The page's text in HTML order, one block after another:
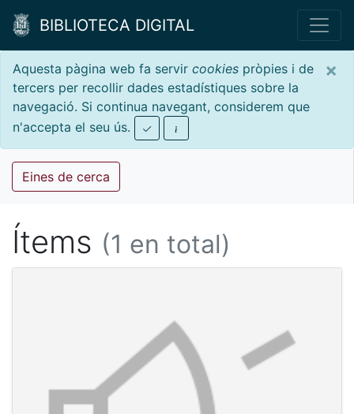
BIBLIOTECA DIGITAL
×
Aquesta pàgina web fa servir cookies pròpies i de
tercers per recollir dades estadístiques sobre la
navegació. Si continua navegant, considerem que
n'accepta el seu ús.
Eines de cerca
Ítems (1 en total)